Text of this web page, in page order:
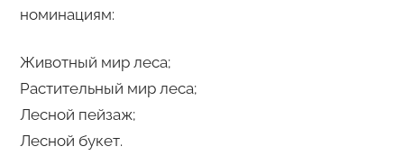
номинациям:
Животный мир леса;
Растительный мир леса;
Лесной пейзаж;
Лесной букет.